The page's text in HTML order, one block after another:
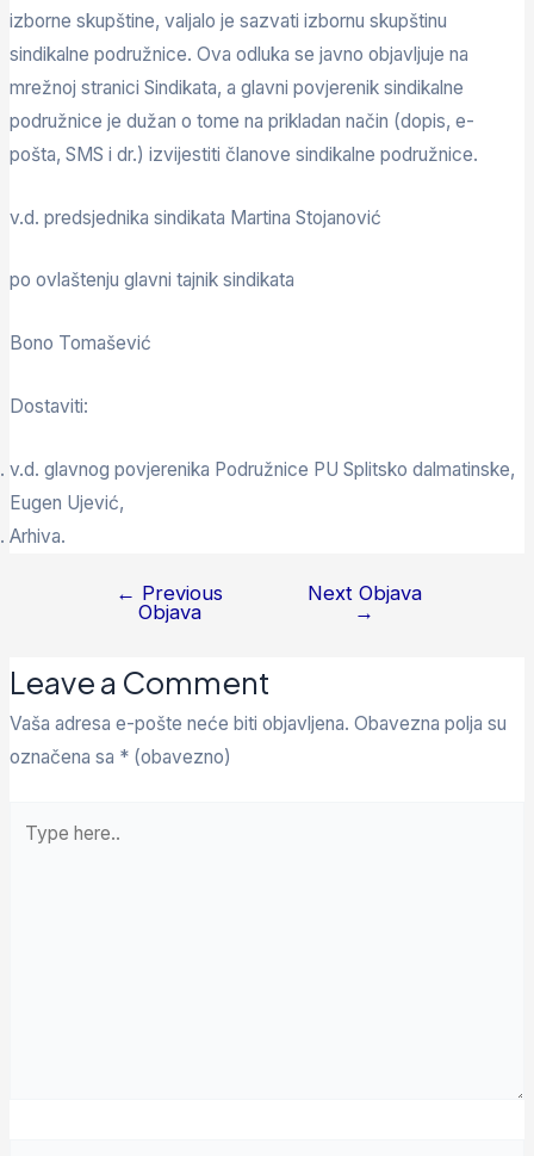
izborne skupštine, valjalo je sazvati izbornu skupštinu
sindikalne podružnice. Ova odluka se javno objavljuje na
mrežnoj stranici Sindikata, a glavni povjerenik sindikalne
podružnice je dužan o tome na prikladan način (dopis, e-
pošta, SMS i dr.) izvijestiti članove sindikalne podružnice.
v.d. predsjednika sindikata Martina Stojanović
po ovlaštenju glavni tajnik sindikata
Bono Tomašević
Dostaviti:
v.d. glavnog povjerenika Podružnice PU Splitsko dalmatinske,
Eugen Ujević,
Arhiva.
← Previous
Objava
Next Objava
→
Leave a Comment
Vaša adresa e-pošte neće biti objavljena. Obavezna polja su
označena sa * (obavezno)